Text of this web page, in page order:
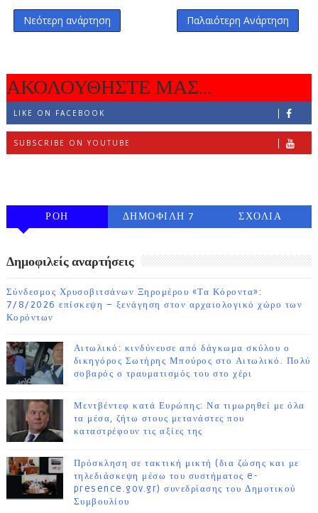
Νεότερη ανάρτηση Παλαιότερη Ανάρτηση
ΑΚΟΛΟΥΘΗΣΤΕ ΜΑΣ...
LIKE ON FACEBOOK
SUBSCRIBE ON YOUTUBE
ΡΟΗ
ΔΗΜΟΦΙΛΗ 7
ΣΧΟΛΙΑ
Δημοφιλείς αναρτήσεις
Σύνδεσμος Χρυσοβιτσάνων Ξηρομέρου «Τα Κόροντα»:
7/8/2026 επίσκεψη – ξενάγηση στον αρχαιολογικό χώρο των
Κορόντων
Αιτωλικό: κινδύνευσε από δάγκωμα σκύλου ο
δικηγόρος Σωτήρης Μπούρος στο Αιτωλικό. Πολύ
σοβαρός ο τραυματισμός του στο χέρι
Μεντβέντεφ κατά Ευρώπης: Να τιμωρηθεί με όλα
τα μέσα, ζήτω στους μετανάστες που
καταστρέφουν τις αξίες της
Πρόσκληση σε τακτική μικτή (δια ζώσης και με
τηλεδιάσκεψη μέσω του συστήματος e-
presence.gov.gr) συνεδρίασης του Δημοτικού
Συμβουλίου